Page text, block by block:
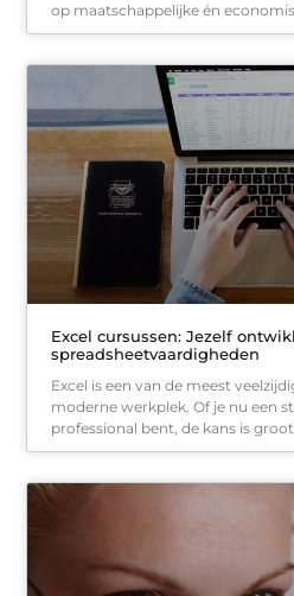
op maatschappelijke én
Excel cursussen: Jezelf
spreadsheetvaardigheden
Excel is een van de meest
moderne werkplek. Of je nu een
professional bent, de kans is